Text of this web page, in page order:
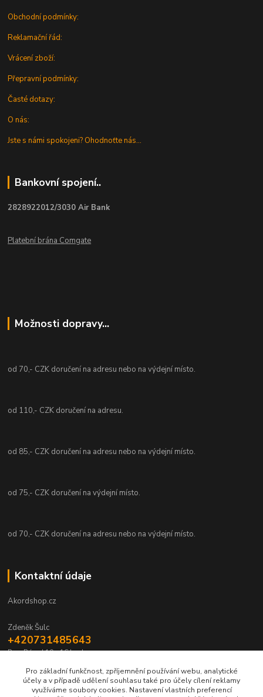
Obchodní podmínky:
Reklamační řád:
Vrácení zboží:
Přepravní podmínky:
Časté dotazy:
O nás:
Jste s námi spokojeni? Ohodnoťte nás...
Bankovní spojení..
2828922012/3030 Air Bank
Platební brána Comgate
Možnosti dopravy...
od 70,- CZK doručení na adresu nebo na výdejní místo.
od 110,- CZK doručení na adresu.
od 85,- CZK doručení na adresu nebo na výdejní místo.
od 75,- CZK doručení na výdejní místo.
od 70,- CZK doručení na adresu nebo na výdejní místo.
Kontaktní údaje
Akordshop.cz
Zdeněk Šulc
+420731485643
Po - Pá od 10 - 16 hod.
info@akordshop.cz
Pro základní funkčnost, zpříjemnění používání webu, analytické
účely a v případě udělení souhlasu také pro účely cílení reklamy
využíváme soubory cookies. Nastavení vlastních preferencí